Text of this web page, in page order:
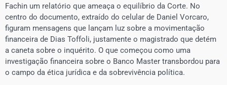
Fachin um relatório que ameaça o equilíbrio da Corte. No
centro do documento, extraído do celular de Daniel Vorcaro,
figuram mensagens que lançam luz sobre a movimentação
financeira de Dias Toffoli, justamente o magistrado que detém
a caneta sobre o inquérito. O que começou como uma
investigação financeira sobre o Banco Master transbordou para
o campo da ética jurídica e da sobrevivência política.